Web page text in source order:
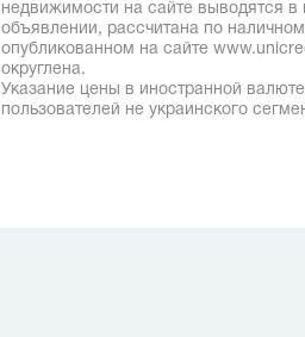
недвижимости на сайте выводятся
объявлении, рассчитана по
опубликованном на сайте
округлена.
Указание цены в иностранной
пользователей не украинского